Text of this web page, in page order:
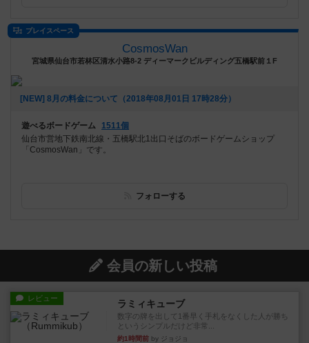
プレイスペース
CosmosWan
宮城県仙台市若林区清水小路8-2 ディーマークビルディング五橋駅前１F
[NEW] 8月の料金について（2018年08月01日 17時28分）
遊べるボードゲーム
1511個
仙台市営地下鉄南北線・五橋駅北1出口そばのボードゲームショップ
「CosmosWan」です。
フォローする
会員の新しい投稿
レビュー ラミィキューブ
数字の牌を出して1番早く手札をなくした人が勝ち
というシンプルだけど非常...
約1時間前 by ジョジョ